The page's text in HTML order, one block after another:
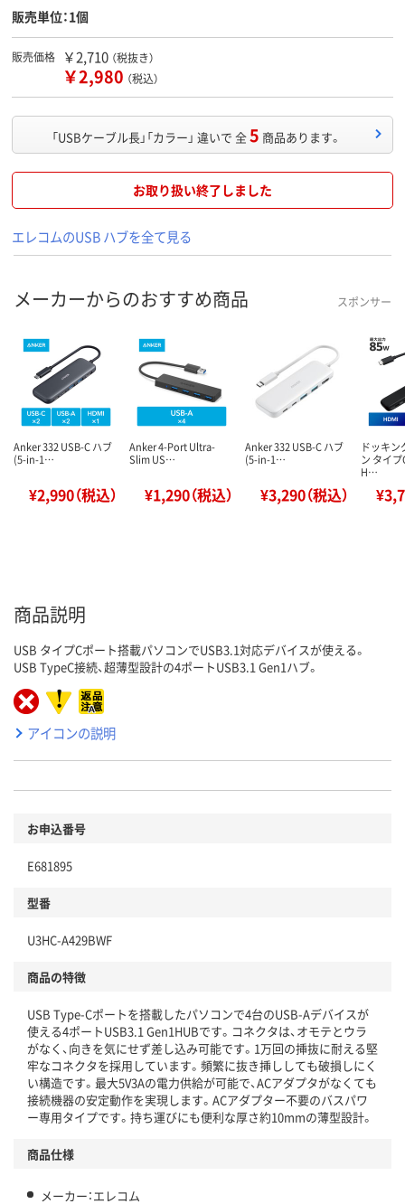
販売単位：1個
販売価格 ￥2,710 （税抜き）
￥2,980 （税込）
「USBケーブル長」「カラー」 違いで 全5 商品あります。
お取り扱い終了しました
エレコムのUSB ハブを全て見る
メーカーからのおすすめ商品 スポンサー
Anker 332 USB-C ハブ
(5-in-1…
¥2,990（税込）
Anker 4-Port Ultra-
Slim US…
¥1,290（税込）
Anker 332 USB-C ハブ
(5-in-1…
¥3,290（税込）
ドッキ
ン タイ
H…
商品説明
USB タイプCポート搭載パソコンでUSB3.1対応デバイスが使える。
USB TypeC接続、超薄型設計の4ポートUSB3.1 Gen1ハブ。
アイコンの説明
お申込番号
E681895
型番
U3HC-A429BWF
商品の特徴
USB Type-Cポートを搭載したパソコンで4台のUSB-Aデバイスが
使える4ポートUSB3.1 Gen1HUBです。コネクタは、オモテとウラ
がなく、向きを気にせず差し込み可能です。1万回の挿抜に耐える堅
牢なコネクタを採用しています。頻繁に抜き挿ししても破損しにく
い構造です。最大5V3Aの電力供給が可能で、ACアダプタがなくても
接続機器の安定動作を実現します。ACアダプター不要のバスパワ
ー専用タイプです。持ち運びにも便利な厚さ約10mmの薄型設計。
商品仕様
メーカー：エレコム